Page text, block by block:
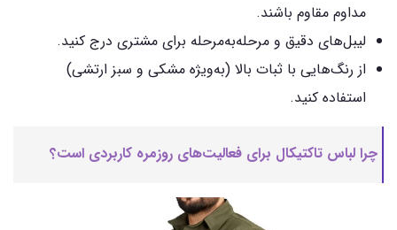
مداوم مقاوم باشند.
لیبل‌های دقیق و مرحله‌به‌مرحله برای مشتری درج کنید.
از رنگ‌هایی با ثبات بالا (به‌ویژه مشکی و سبز ارتشی)
استفاده کنید.
چرا لباس تاکتیکال برای فعالیت‌های روزمره کاربردی است؟